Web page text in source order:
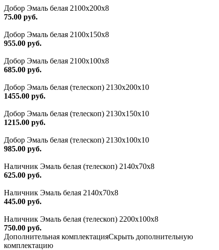
Добор Эмаль белая 2100х200х8
75.00 руб.
Добор Эмаль белая 2100х150х8
955.00 руб.
Добор Эмаль белая 2100х100х8
685.00 руб.
Добор Эмаль белая (телескоп) 2130х200х10
1455.00 руб.
Добор Эмаль белая (телескоп) 2130х150х10
1215.00 руб.
Добор Эмаль белая (телескоп) 2130х100х10
985.00 руб.
Наличник Эмаль белая (телескоп) 2140x70x8
625.00 руб.
Наличник Эмаль белая 2140х70х8
445.00 руб.
Наличник Эмаль белая (телескоп) 2200x100x8
750.00 руб.
Дополнительная комплектацияСкрыть дополнительную
комплектацию